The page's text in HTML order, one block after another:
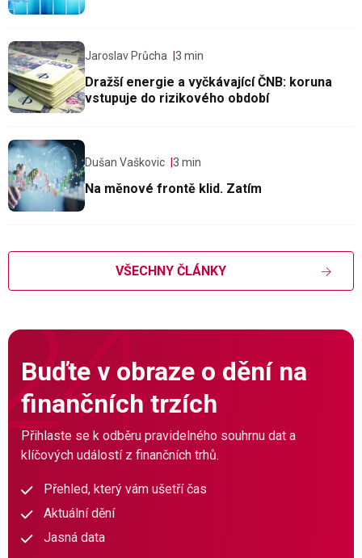
Jaroslav Průcha 3 min
Dražší energie a vyčkávající ČNB: koruna
vstupuje do rizikového období
Dušan Vaškovic 3 min
Na měnové frontě klid. Zatím
VŠECHNY ČLÁNKY
Buďte v obraze o dění na
finančních trzích
Přihlaste se k odběru pravidelného souhrnu dat a
klíčových událostí z finančních trhů.
Přehled, který vám ušetří čas
Aktuální dění
Jasná data